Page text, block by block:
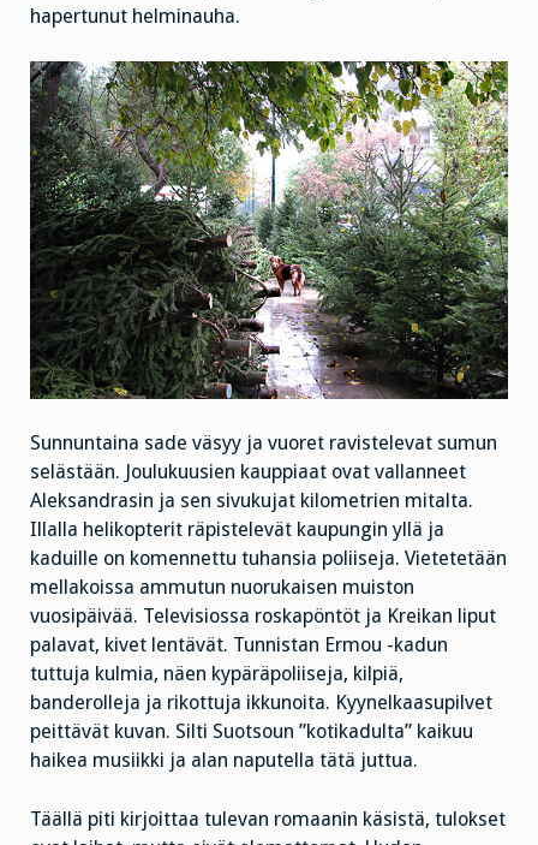
hapertunut helminauha.
Sunnuntaina sade väsyy ja vuoret ravistelevat sumun
selästään. Joulukuusien kauppiaat ovat vallanneet
Aleksandrasin ja sen sivukujat kilometrien mitalta.
Illalla helikopterit räpistelevät kaupungin yllä ja
kaduille on komennettu tuhansia poliiseja. Vietetetään
mellakoissa ammutun nuorukaisen muiston
vuosipäivää. Televisiossa roskapöntöt ja Kreikan liput
palavat, kivet lentävät. Tunnistan Ermou -kadun
tuttuja kulmia, näen kypäräpoliiseja, kilpiä,
banderolleja ja rikottuja ikkunoita. Kyynelkaasupilvet
peittävät kuvan. Silti Suotsoun ”kotikadulta” kaikuu
haikea musiikki ja alan naputella tätä juttua.
Täällä piti kirjoittaa tulevan romaanin käsistä, tulokset